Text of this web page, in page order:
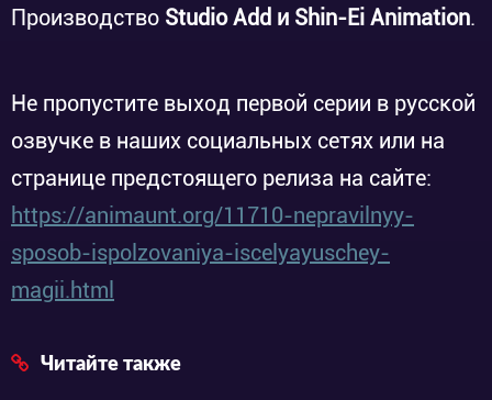
Производство Studio Add и Shin-Ei Animation.
Не пропустите выход первой серии в русской
озвучке в наших социальных сетях или на
странице предстоящего релиза на сайте:
https://animaunt.org/11710-nepravilnyy-
sposob-ispolzovaniya-iscelyayuschey-
magii.html
Читайте также